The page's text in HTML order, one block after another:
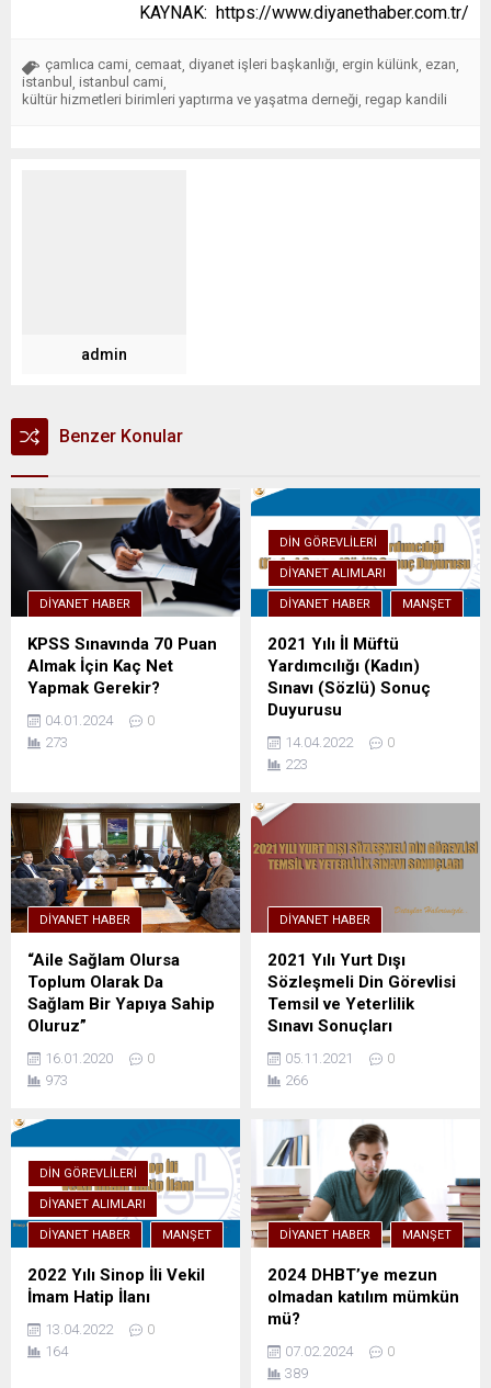
KAYNAK: https://www.diyanethaber.com.tr/
çamlıca cami cemaat diyanet işleri başkanlığı ergin külünk ezan
istanbul istanbul cami
kültür hizmetleri birimleri yaptırma ve yaşatma derneği regap kandili
admin
Benzer Konular
DIYANET HABER
KPSS Sınavında 70 Puan
Almak İçin Kaç Net
Yapmak Gerekir?
04.01.2024
0
273
DIN GÖREVLILERI
DIYANET ALIMLARI
DIYANET HABER MANŞET
2021 Yılı İl Müftü
Yardımcılığı (Kadın)
Sınavı (Sözlü) Sonuç
Duyurusu
14.04.2022
0
223
DIYANET HABER
“Aile Sağlam Olursa
Toplum Olarak Da
Sağlam Bir Yapıya Sahip
Oluruz”
16.01.2020
0
973
DIYANET HABER
2021 Yılı Yurt Dışı
Sözleşmeli Din Görevlisi
Temsil ve Yeterlilik
Sınavı Sonuçları
05.11.2021
0
266
DIN GÖREVLILERI
DIYANET ALIMLARI
DIYANET HABER MANŞET
2022 Yılı Sinop İli Vekil
İmam Hatip İlanı
13.04.2022
0
164
DIYANET HABER MANŞET
2024 DHBT’ye mezun
olmadan katılım mümkün
mü?
07.02.2024
0
389